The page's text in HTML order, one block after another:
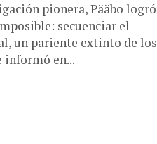
pionera, Pääbo logró
secuenciar el
un pariente extinto de los
informó en...